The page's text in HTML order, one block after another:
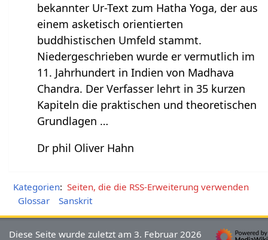
bekannter Ur-Text zum Hatha Yoga, der aus
einem asketisch orientierten
buddhistischen Umfeld stammt.
Niedergeschrieben wurde er vermutlich im
11. Jahrhundert in Indien von Madhava
Chandra. Der Verfasser lehrt in 35 kurzen
Kapiteln die praktischen und theoretischen
Grundlagen …
Dr phil Oliver Hahn
Kategorien: Seiten, die die RSS-Erweiterung verwenden
Glossar
Sanskrit
Diese Seite wurde zuletzt am 3. Februar 2026